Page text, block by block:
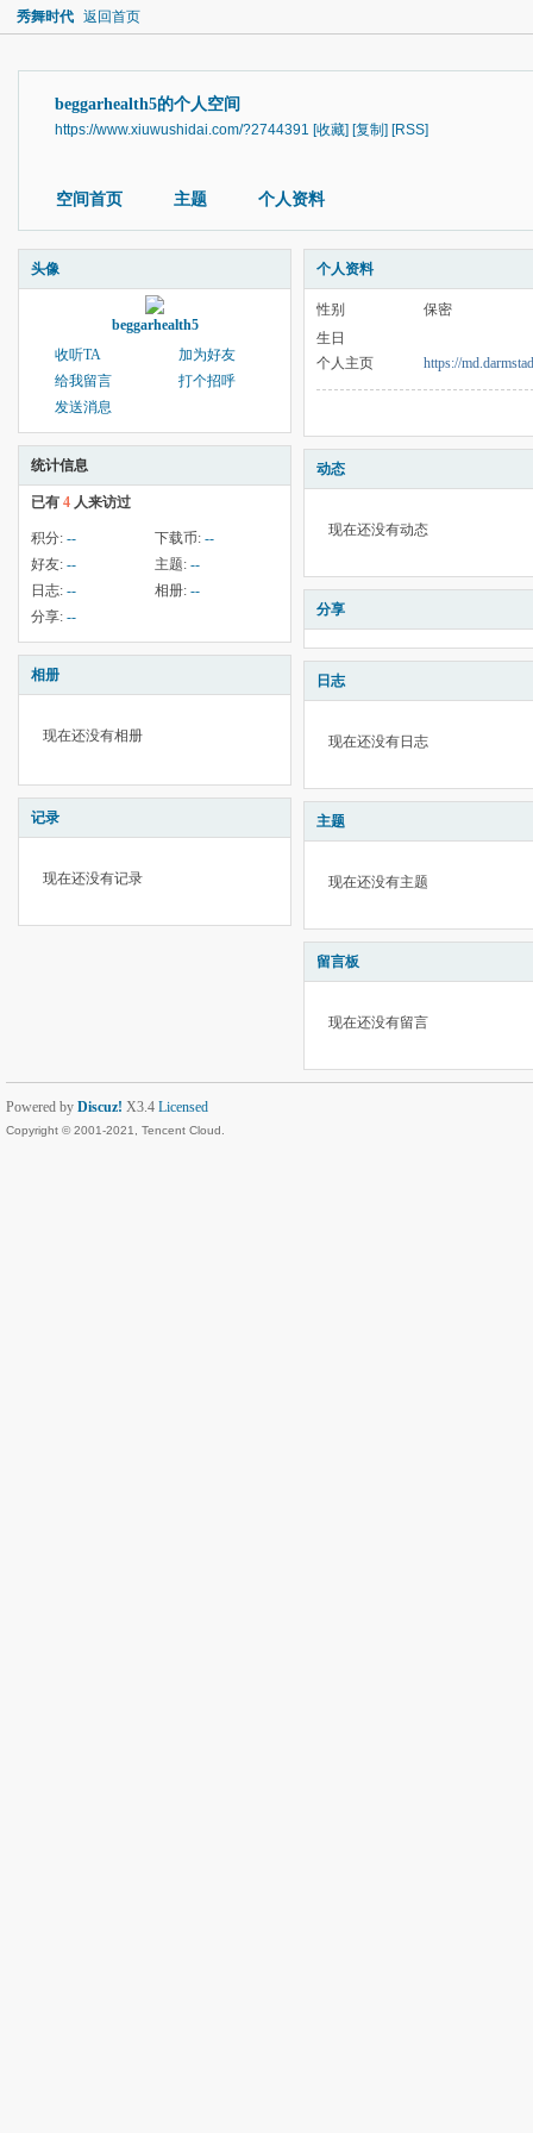
秀舞时代 返回首页
beggarhealth5的个人空间
https://www.xiuwushidai.com/?2744391 [收藏] [复制] [RSS]
空间首页 主题 个人资料
头像
beggarhealth5
收听TA
加为好友
给我留言
打个招呼
发送消息
统计信息
已有 4 人来访过
积分: -- 下载币: --
好友: -- 主题: --
日志: -- 相册: --
分享: --
相册
现在还没有相册
记录
现在还没有记录
个人资料
性别
保密
生日
个人主页
https://
动态
现在还没有动态
分享
日志
现在还没有日志
主题
现在还没有主题
留言板
现在还没有留言
Powered by Discuz! X3.4 Licensed
Copyright © 2001-2021, Tencent Cloud.